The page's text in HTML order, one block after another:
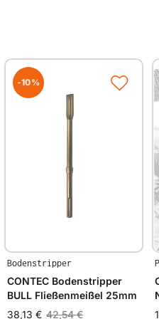
-10%
Bodenstripper
CONTEC Bodenstripper
BULL Fließenmeißel 25mm
38,13 € 42,54 €